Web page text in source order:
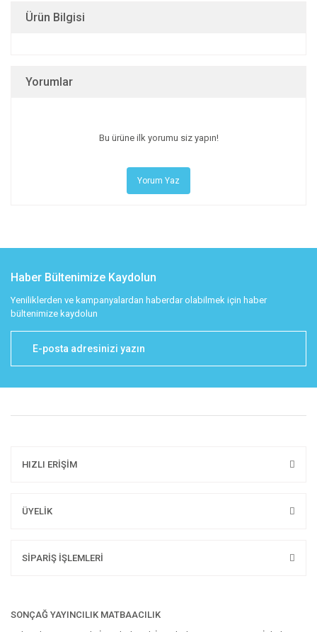
Ürün Bilgisi
Yorumlar
Bu ürüne ilk yorumu siz yapın!
Yorum Yaz
Haber Bültenimize Kaydolun
Yeniliklerden ve kampanyalardan haberdar olabilmek için haber
bültenimize kaydolun
HIZLI ERİŞİM
ÜYELİK
SİPARİŞ İŞLEMLERİ
SONÇAĞ YAYINCILIK MATBAACILIK